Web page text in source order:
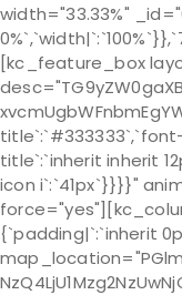
width="33.33%"
[kc_feature_box
title`:`inherit inherit
icon i`:`41px`}}}}"
{`padding|`:`inherit